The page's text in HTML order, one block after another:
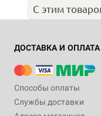
С этим
ДОСТАВКА И ОПЛАТА
Способы оплаты
Службы доставки